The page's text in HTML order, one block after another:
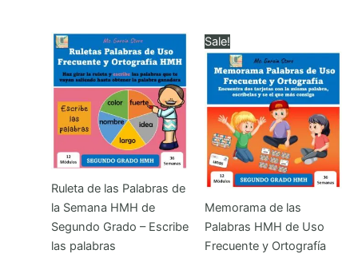
Ruleta de las Palabras de
la Semana HMH de
Segundo Grado – Escribe
las palabras
Sale!
Memorama de las
Palabras HMH de Uso
Frecuente y Ortografía